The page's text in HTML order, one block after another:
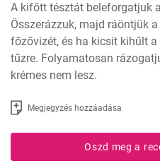
A kifőtt tésztát beleforgatjuk
Összerázzuk, majd ráöntjük
főzővizét, és ha kicsit kihűlt
tűzre. Folyamatosan
krémes nem lesz.
Megjegyzés hozzáadása
Oszd meg a